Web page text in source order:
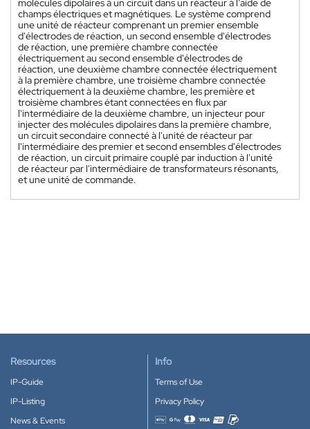
molécules dipolaires à un circuit dans un réacteur à l'aide de
champs électriques et magnétiques. Le système comprend
une unité de réacteur comprenant un premier ensemble
d'électrodes de réaction, un second ensemble d'électrodes
de réaction, une première chambre connectée
électriquement au second ensemble d'électrodes de
réaction, une deuxième chambre connectée électriquement
à la première chambre, une troisième chambre connectée
électriquement à la deuxième chambre, les première et
troisième chambres étant connectées en flux par
l'intermédiaire de la deuxième chambre, un injecteur pour
injecter des molécules dipolaires dans la première chambre,
un circuit secondaire connecté à l'unité de réacteur par
l'intermédiaire des premier et second ensembles d'électrodes
de réaction, un circuit primaire couplé par induction à l'unité
de réacteur par l'intermédiaire de transformateurs résonants,
et une unité de commande.
Resources
IP-Guide
IP-Listing
News & Events
Info
Terms of Use
Privacy Policy